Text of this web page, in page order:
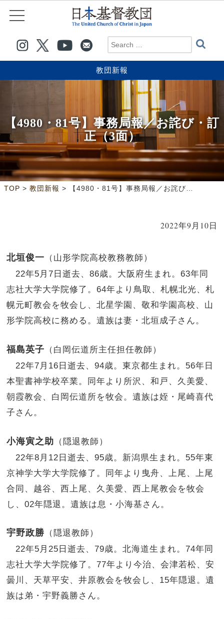
教団新報
【4980・81号】事務局報／お詫び・訂
正（3面）
TOP > 教団新報 > 【4980・81号】事務局報／お詫び・訂正（3面）
2022年9月10日
北垣俊一 （山形学院高校教務教師）
22年5月7日逝去、86歳。大阪府生まれ。63年同
志社大学大学院修了。64年より鳥取、札幌北光、札
幌元町教会を牧会し、北星学園、敬和学園高校、山
形学院高校に務める。遺族は妻・北垣成子さん。
福島英子 （白岡伝道所主任担任教師）
22年7月16日逝去、94歳。東京都生まれ。56年日
本聖書神学校卒業。同年より所沢、和戸、久美愛、
朝霞教会、白岡伝道所を牧会。遺族は姪・尾崎喜代
子さん。
小海寅之助 （隠退教師）
22年8月12日逝去、95歳。新潟県生まれ。55年東
京神学大学大学院修了。同年より曳舟、上尾、上尾
合同、越谷、西上尾、久美愛、西上尾教会を牧会
し、02年隠退。遺族は息・小海基さん。
宇野政勝 （隠退教師）
22年5月25日逝去、79歳。北海道生まれ。74年同
志社大学大学院修了。77年より今治、会津若松、安
曇川、天草平安、井原教会を牧会し、15年隠退。遺
族は弟・宇野義勝さん。